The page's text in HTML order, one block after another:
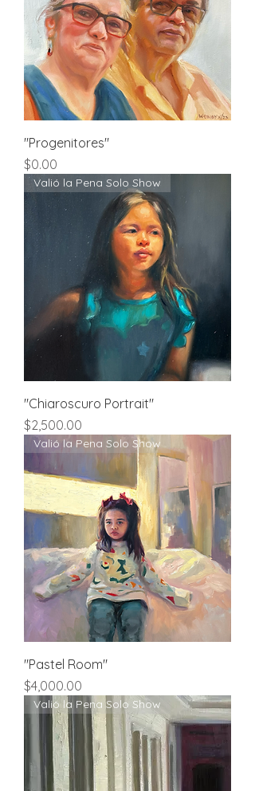
"Progenitores"
Price
$0.00
Valió la Pena Solo Show
"Chiaroscuro Portrait"
Price
$2,500.00
Valió la Pena Solo Show
"Pastel Room"
Price
$4,000.00
Valió la Pena Solo Show